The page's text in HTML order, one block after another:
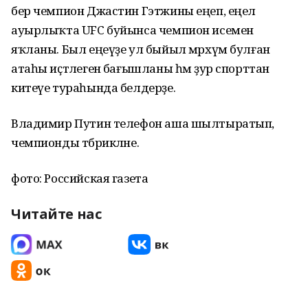
бер чемпион Джастин Гэтжины еңеп, еңел
ауырлыҡта UFC буйынса чемпион исемен
яҡланы. Был еңеүҙе ул быйыл мәрхүм булған
атаһы иҫтәлегенә бағышланы һәм ҙур спорттан
китеүе тураһында белдерҙе.
Владимир Путин телефон аша шылтыратып,
чемпионды тәбрикләне.
фото: Российская газета
Читайте нас